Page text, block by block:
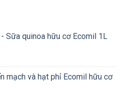
1,020,000 VND
Sữa quinoa hữu cơ Ecomil 1L
mạch và hạt phỉ Ecomil hữu cơ